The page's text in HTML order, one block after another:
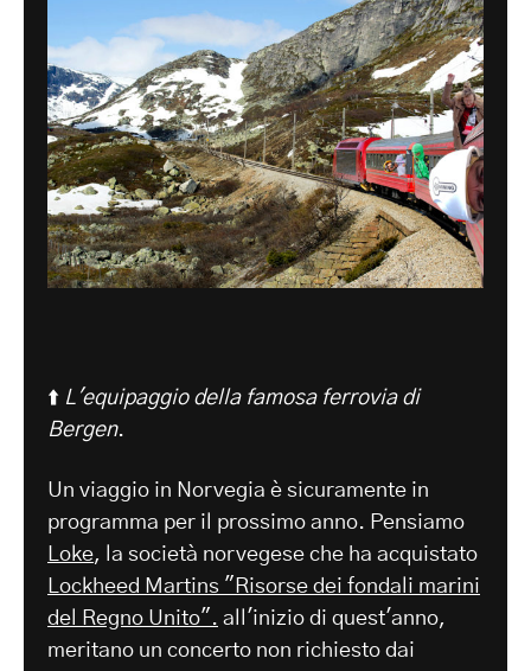
⬆️ L'equipaggio della famosa ferrovia di
Bergen.
Un viaggio in Norvegia è sicuramente in
programma per il prossimo anno. Pensiamo
Loke, la società norvegese che ha acquistato
Lockheed Martins "Risorse dei fondali marini
del Regno Unito". all'inizio di quest'anno,
meritano un concerto non richiesto dai